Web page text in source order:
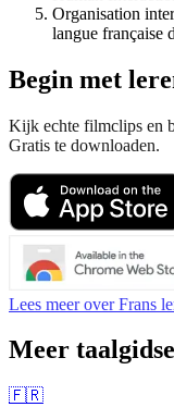
Organisation
langue française
Begin met
Kijk echte filmclips en
Gratis te downloaden.
Lees meer over Frans
Meer
🇫🇷